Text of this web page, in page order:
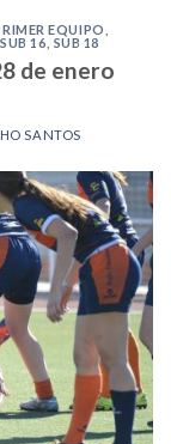
EQUIPO
,SUB 16 SUB 18
de enero
SANTOS